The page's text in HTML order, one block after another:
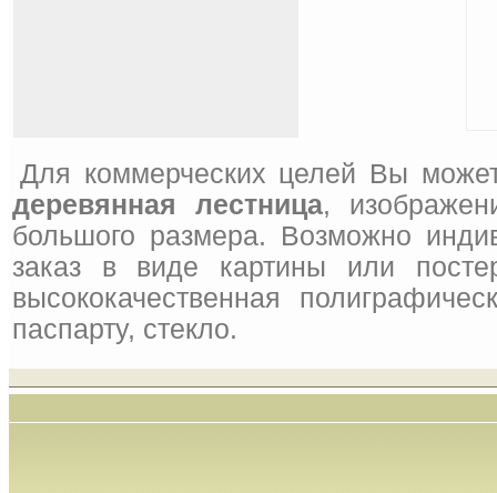
Для коммерческих целей Вы
деревянная лестница,
большого размера. Возможно
заказ в виде картины или
высококачественная
паспарту, стекло.